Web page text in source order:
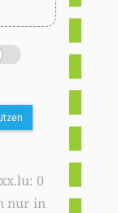
0
nur in